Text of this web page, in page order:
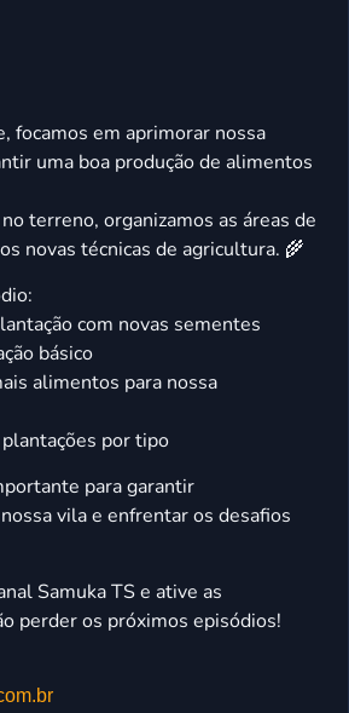
focamos em aprimorar nossa
uma boa produção de alimentos
terreno, organizamos as áreas de
novas técnicas de agricultura. 🌾
com novas sementes
básico
alimentos para nossa
plantações por tipo
para garantir
vila e enfrentar os desafios
Samuka TS e ative as
perder os próximos episódios!